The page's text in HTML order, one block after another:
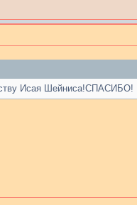
Исая Шейниса!СПАСИБО!